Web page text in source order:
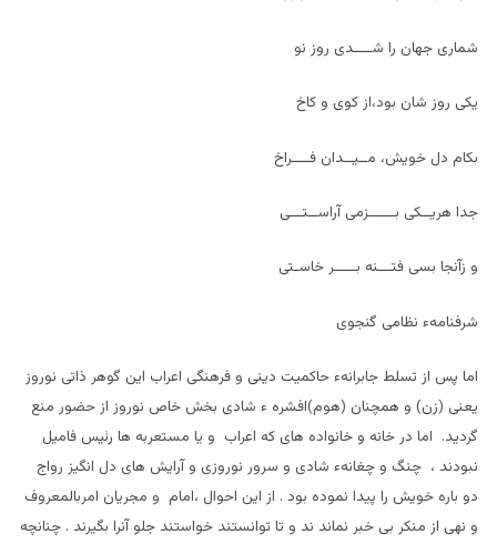
شماری جهان را شــــدی روز نو
يکی روز شان بود،از کوی و کاخ
بکام دل خويش، مــيــدان فــــراخ
جدا هريــکی بــــــزمی آراســتـــی
و زآنجا بسی فتـــنه بـــــر خاسـتی
شرفنامهء نظامی گنجوی
اما پس از تسلط جابرانهء حاکميت دينی و فرهنگی اعراب اين گوهر ذاتی نوروز
يعنی (زن) و همچنان (هوم)افشره ء شادی بخش خاص نوروز از حضور منع
گرديد. اما در خانه و خانواده های که اعراب و يا مستعربه ها رئيس فاميل
نبودند ، چنگ و چغانهء شادی و سرور نوروزی و آرايش های دل انگيز رواج
دو باره خويش را پيدا نموده بود . از اين احوال ،امام و مجريان امربالمعروف
و نهی از منکر بی خبر نماند ند و تا توانستند خواستند جلو آنرا بگيرند . چنانچه